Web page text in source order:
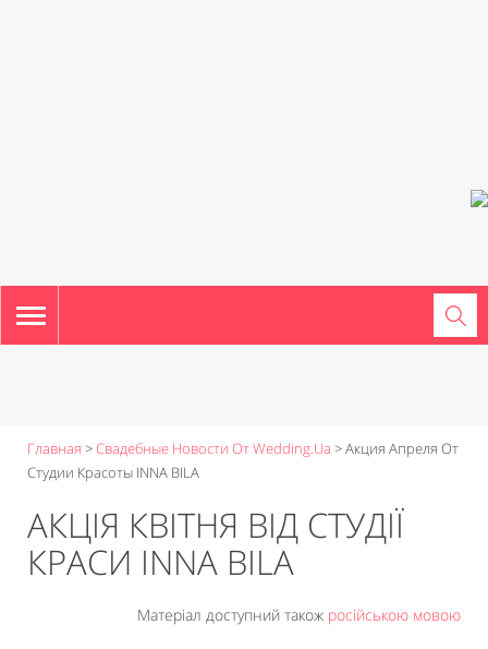
TOGGLE
NAVIGATION
Главная >Свадебные Новости От Wedding.ua >Акция Апреля От
Студии Красоты INNA BILA
АКЦІЯ КВІТНЯ ВІД СТУДІЇ
КРАСИ INNA BILA
Матеріал доступний також російською мовою